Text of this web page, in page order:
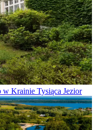
w Krainie Tysiąca Jezior